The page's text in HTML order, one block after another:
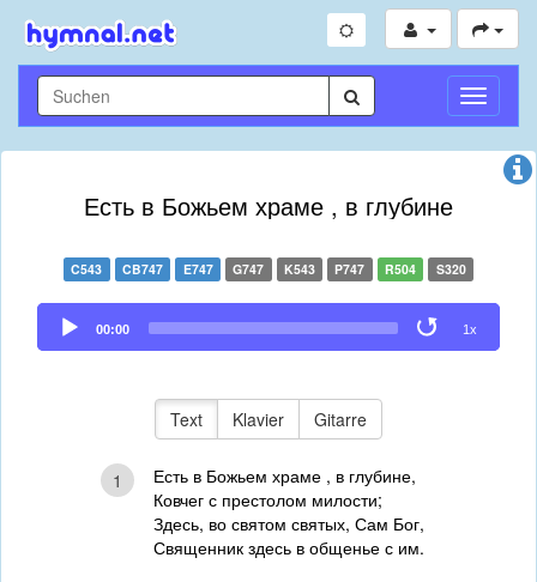
Есть в Божьем храме , в глубине
C543 CB747 E747 G747 K543 P747 R504 S320
Audio
Player
00:00 1x
Text Klavier Gitarre
1
Есть в Божьем храме , в глубине,
Ковчег с престолом милости;
Здесь, во святом святых, Сам Бог,
Священник здесь в общенье с им.